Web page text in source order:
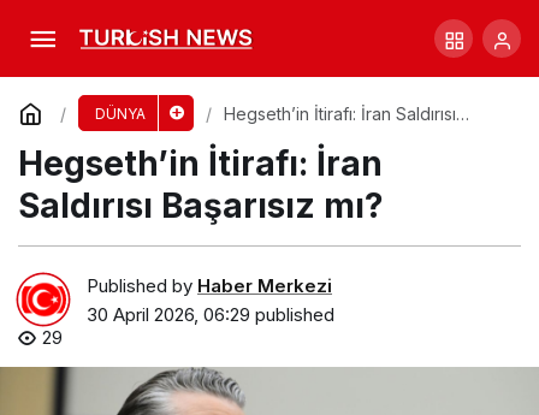
DÜNYA
Hegseth’in İtirafı: İran Saldırısı
Hegseth’in İtirafı: İran
Saldırısı Başarısız mı?
Published by Haber Merkezi
30 April 2026, 06:29 published
29
Başlık: “Trump’a Suikast Girişimi: Güvenlik
İhlali”Comment Share